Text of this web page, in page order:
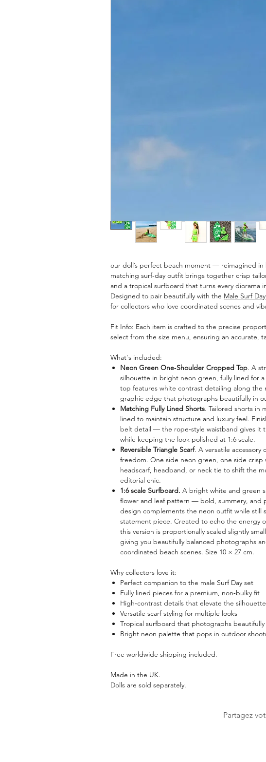
our doll’s perfect beach moment — reimagined
matching surf‑day outfit brings together crisp
and a tropical surfboard that turns every diorama
Designed to pair beautifully with the Male Surf
for collectors who love coordinated scenes and
Fit Info: Each item is crafted to the precise
select from the size menu, ensuring an accurate,
What's included:
Neon Green One‑Shoulder Cropped Top. A
silhouette in bright neon green, fully lined for
top features white contrast detailing along the
graphic edge that photographs beautifully in
Matching Fully Lined Shorts. Tailored shorts in
lined to maintain structure and luxury feel.
belt detail — the rope‑style waistband gives it
while keeping the look polished at 1:6 scale.
Reversible Triangle Scarf. A versatile accessory
freedom. One side neon green, one side crisp
headscarf, headband, or neck tie to shift the
editorial chic.
1:6 scale Surfboard. A bright white and green
flower and leaf pattern — bold, summery, and
design complements the neon outfit while still
statement piece. Created to echo the energy
this version is proportionally scaled slightly
giving you beautifully balanced photographs
coordinated beach scenes. Size 10 × 27 cm.
Why collectors love it:
Perfect companion to the male Surf Day set
Fully lined pieces for a premium, non‑bulky fit
High‑contrast details that elevate the silhouette
Versatile scarf styling for multiple looks
Tropical surfboard that photographs beautifully
Bright neon palette that pops in outdoor
Free worldwide shipping included.
Made in the UK.
Dolls are sold separately.
Partagez